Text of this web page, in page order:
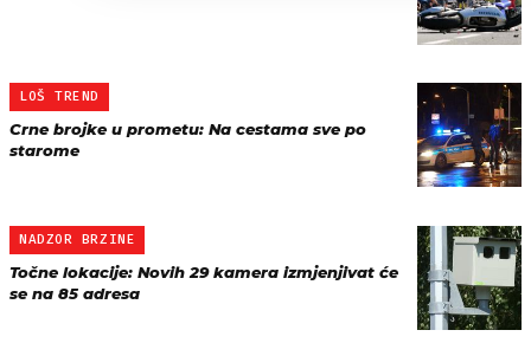
LOŠ TREND
Crne brojke u prometu: Na cestama sve po
starome
NADZOR BRZINE
Točne lokacije: Novih 29 kamera izmjenjivat će
se na 85 adresa